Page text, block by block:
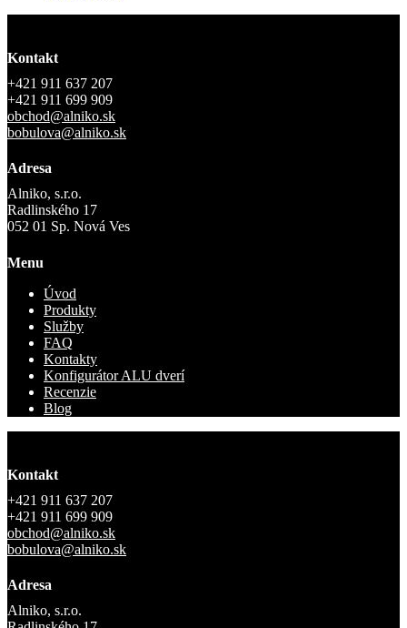
Kontakt
+421 911 637 207
+421 911 699 909
obchod@alniko.sk
bobulova@alniko.sk
Adresa
Alniko, s.r.o.
Radlinského 17
052 01 Sp. Nová Ves
Menu
Úvod
Produkty
Služby
FAQ
Kontakty
Konfigurátor ALU dverí
Recenzie
Blog
Kontakt
+421 911 637 207
+421 911 699 909
obchod@alniko.sk
bobulova@alniko.sk
Adresa
Alniko, s.r.o.